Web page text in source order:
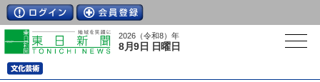
2026（令和8）年
8月9日 日曜日